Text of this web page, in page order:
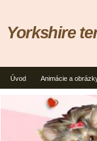
Úvod Animácie a
Yorkshire